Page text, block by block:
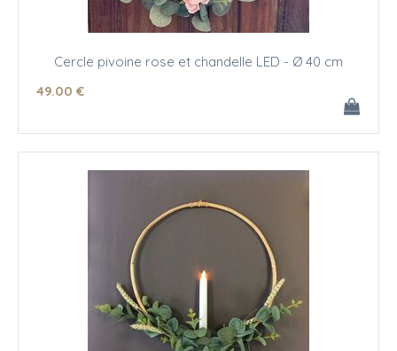
Cercle pivoine rose et chandelle LED - Ø 40 cm
49.00 €